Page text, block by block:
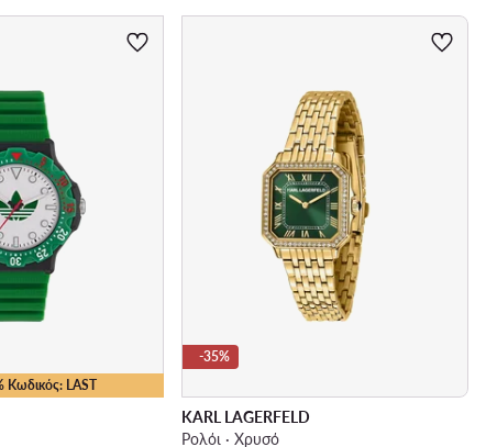
Κωδικός: LAST
-35%
KARL LAGERFELD
Ρολόι · Χρυσό